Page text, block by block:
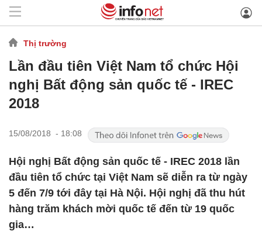
Thị trường
Lần đầu tiên Việt Nam tổ chức Hội
nghị Bất động sản quốc tế - IREC
2018
15/08/2018 - 18:08
Hội nghị Bất động sản quốc tế - IREC 2018 lần
đầu tiên tổ chức tại Việt Nam sẽ diễn ra từ ngày
5 đến 7/9 tới đây tại Hà Nội. Hội nghị đã thu hút
hàng trăm khách mời quốc tế đến từ 19 quốc
gia…